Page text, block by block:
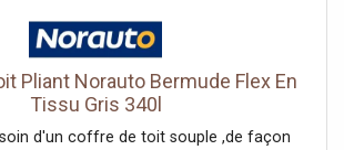
coffre, et le maintiendra ouvert lors du
: pour installer votre coffre de toit,
doit être équipé de barres de toit
ne disposez pas de barres de toit, vous
en acheter en cliquant ici.
Pliant Norauto Bermude Flex En
Tissu Gris 340l
d'un coffre de toit souple ,de façon